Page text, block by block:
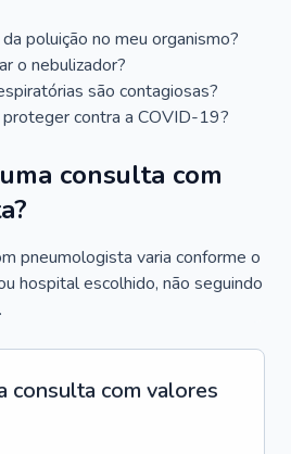
poluição no meu organismo?
o nebulizador?
são contagiosas?
contra a COVID-19?
consulta com
pneumologista varia conforme o
hospital escolhido, não seguindo
consulta com valores